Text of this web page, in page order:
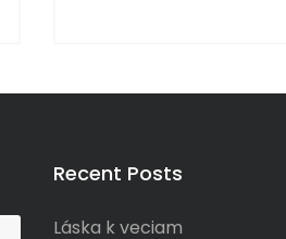
Recent Posts
Láska k veciam